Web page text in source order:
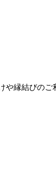
縁結びのご